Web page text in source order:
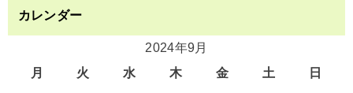
カレンダー
2024年9月
月
火 水 木 金 土
日